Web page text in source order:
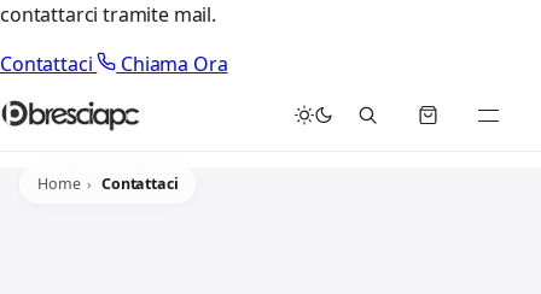
contattarci tramite mail.
Contattaci
Chiama Ora
Home Contattaci